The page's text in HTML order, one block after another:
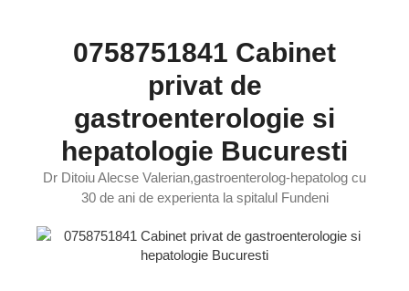
0758751841 Cabinet
privat de
gastroenterologie si
hepatologie Bucuresti
Dr Ditoiu Alecse Valerian,gastroenterolog-hepatolog cu
30 de ani de experienta la spitalul Fundeni